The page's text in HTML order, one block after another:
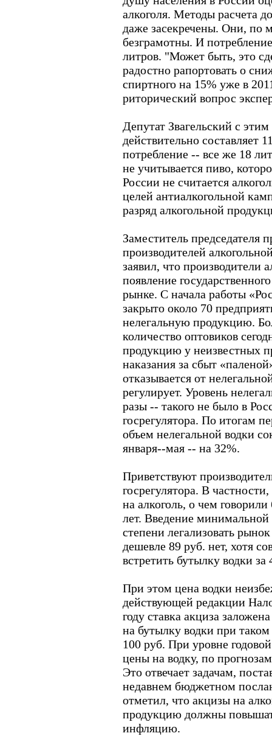
алкоголя. Методы расчета
даже засекречены. Они, по
безграмотны. И
литров. "Может быть, это
радостно рапортовать о
спиртного на 15% уже в
риторический вопрос
Депутат Звагельский с
действительно составляет
потребление -- все же 18
не учитывается пиво,
России не считается
целей антиалкогольной
разряд алкогольной
Заместитель председателя
производителей
заявил, что производители
появление
рынке. С начала работы
закрыто около 70
нелегальную продукцию.
количество оптовиков
продукцию у неизвестных
наказания за сбыт
отказывается от
регулирует. Уровень
разы -- такого не было в
госрегулятора. По итогам
объем нелегальной водки
января--мая -- на 32%.
Приветствуют
госрегулятора. В
на алкоголь, о чем
лет. Введение
степени легализовать
дешевле 89 руб. нет, хотя
встретить бутылку водки
При этом цена водки
действующей редакции
году ставка акциза
на бутылку водки при
100 руб. При уровне
цены на водку, по
Это отвечает задачам,
недавнем бюджетном
отметил, что акцизы на
продукцию должны
инфляцию.